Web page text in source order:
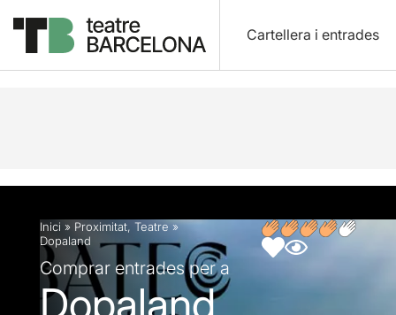
Cartellera i entrades
Descripció Fitxa artística Articles
Inici » Proximitat, Teatre »
Dopaland
Comprar entrades per a
Dopaland